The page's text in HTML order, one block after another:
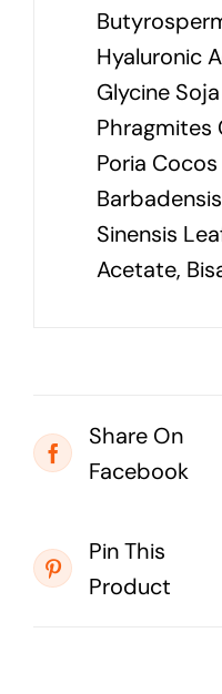
BİSABOLOL:
CAMELLIA
edilir.
KULLANIMI:
emilinceye
Alcohol,
Acrylates
PCA,
Copper